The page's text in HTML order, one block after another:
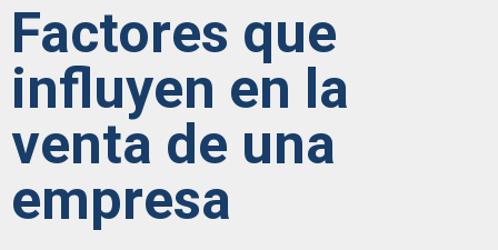
Factores que
influyen en la
venta de una
empresa